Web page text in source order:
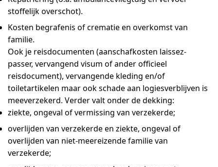
stoffelijk overschot).
Kosten begrafenis of crematie en overkomst van
familie.
Ook je reisdocumenten (aanschafkosten laissez-
passer, vervangend visum of ander officieel
reisdocument), vervangende kleding en/of
toiletartikelen maar ook schade aan logiesverblijven is
meeverzekerd. Verder valt onder de dekking:
ziekte, ongeval of vermissing van verzekerde;
overlijden van verzekerde en ziekte, ongeval of
overlijden van niet-meereizende familie van
verzekerde;